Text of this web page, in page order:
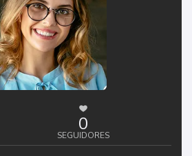
0
SEGUIDORES